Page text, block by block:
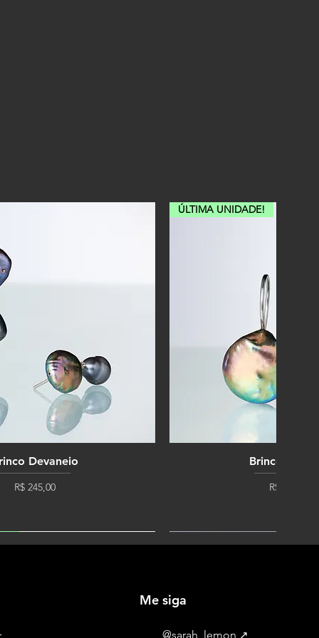
Devaneio
Preço
R$ 245,00
ÚLTIMA UNIDADE!
Brinco
Preço
R$ 215,00
Me siga
@sarah_lemon ↗